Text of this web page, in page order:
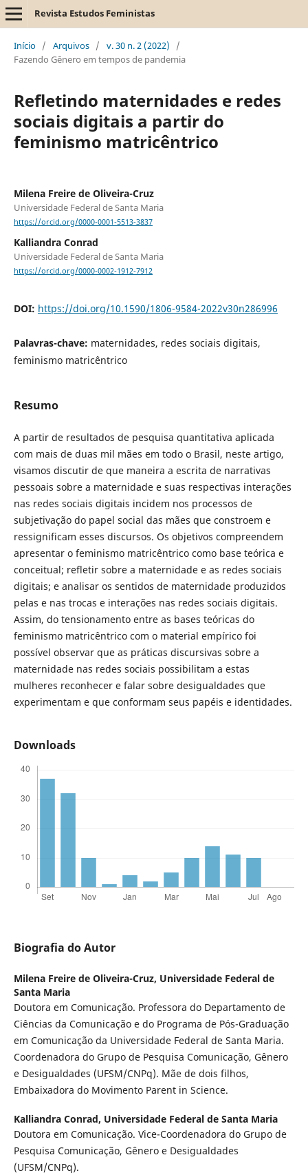
Revista Estudos Feministas
Início / Arquivos / v. 30 n. 2 (2022)
/
Fazendo Gênero em tempos de pandemia
Refletindo maternidades e redes
sociais digitais a partir do
feminismo matricêntrico
Milena Freire de Oliveira-Cruz
Universidade Federal de Santa Maria
https://orcid.org/0000-0001-5513-3837
Kalliandra Conrad
Universidade Federal de Santa Maria
https://orcid.org/0000-0002-1912-7912
DOI: https://doi.org/10.1590/1806-9584-2022v30n286996
Palavras-chave: maternidades, redes sociais digitais,
feminismo matricêntrico
Resumo
A partir de resultados de pesquisa quantitativa aplicada
com mais de duas mil mães em todo o Brasil, neste artigo,
visamos discutir de que maneira a escrita de narrativas
pessoais sobre a maternidade e suas respectivas interações
nas redes sociais digitais incidem nos processos de
subjetivação do papel social das mães que constroem e
ressignificam esses discursos. Os objetivos compreendem
apresentar o feminismo matricêntrico como base teórica e
conceitual; refletir sobre a maternidade e as redes sociais
digitais; e analisar os sentidos de maternidade produzidos
pelas e nas trocas e interações nas redes sociais digitais.
Assim, do tensionamento entre as bases teóricas do
feminismo matricêntrico com o material empírico foi
possível observar que as práticas discursivas sobre a
maternidade nas redes sociais possibilitam a estas
mulheres reconhecer e falar sobre desigualdades que
experimentam e que conformam seus papéis e identidades.
Downloads
Biografia do Autor
Milena Freire de Oliveira-Cruz, Universidade Federal de
Santa Maria
Doutora em Comunicação. Professora do Departamento de
Ciências da Comunicação e do Programa de Pós-Graduação
em Comunicação da Universidade Federal de Santa Maria.
Coordenadora do Grupo de Pesquisa Comunicação, Gênero
e Desigualdades (UFSM/CNPq). Mãe de dois filhos,
Embaixadora do Movimento Parent in Science.
Kalliandra Conrad, Universidade Federal de Santa Maria
Doutora em Comunicação. Vice-Coordenadora do Grupo de
Pesquisa Comunicação, Gênero e Desigualdades
(UFSM/CNPq).